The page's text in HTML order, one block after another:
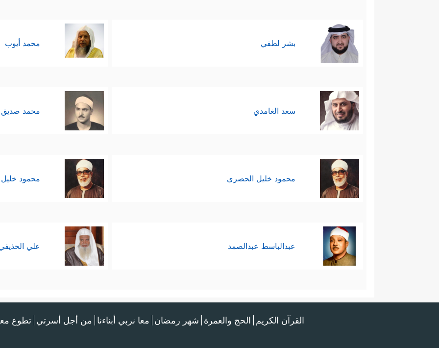
بشر لطفي محمد أيوب
سعد الغامدي محمد صديق
محمود خليل الحصري محمود
عبدالباسط عبدالصمد علي
القرآن الكريم الحج والعمرة شهر رمضان معا نربي أبناءنا من أجل أسرتي تطوع